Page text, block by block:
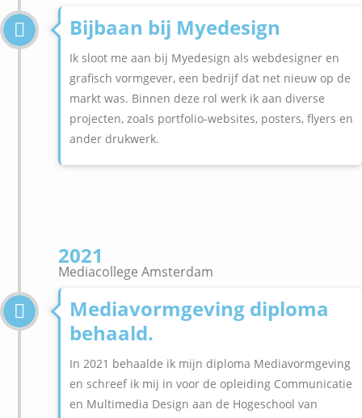
Bijbaan bij Myedesign
Ik sloot me aan bij Myedesign als webdesigner en
grafisch vormgever, een bedrijf dat net nieuw op de
markt was. Binnen deze rol werk ik aan diverse
projecten, zoals portfolio-websites, posters, flyers en
ander drukwerk.
2021
Mediacollege Amsterdam
Mediavormgeving diploma
behaald.
In 2021 behaalde ik mijn diploma Mediavormgeving
en schreef ik mij in voor de opleiding Communicatie
en Multimedia Design aan de Hogeschool van